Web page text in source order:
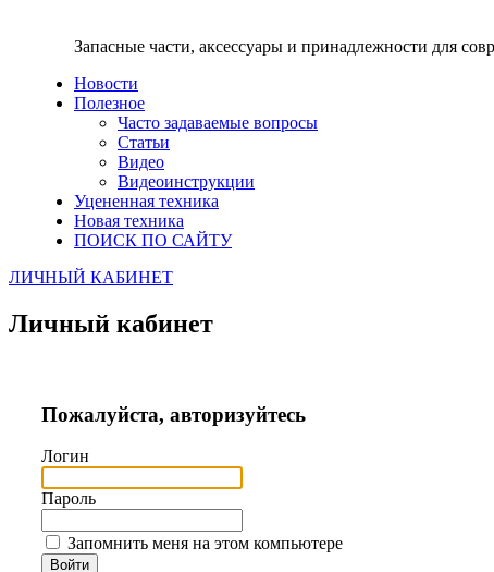
Запасные части, аксессуары и принадлежности для
Новости
Полезное
Часто задаваемые вопросы
Статьи
Видео
Видеоинструкции
Уцененная техника
Новая техника
ПОИСК ПО САЙТУ
ЛИЧНЫЙ КАБИНЕТ
Личный кабинет
Пожалуйста, авторизуйтесь
Логин
Пароль
Запомнить меня на этом компьютере